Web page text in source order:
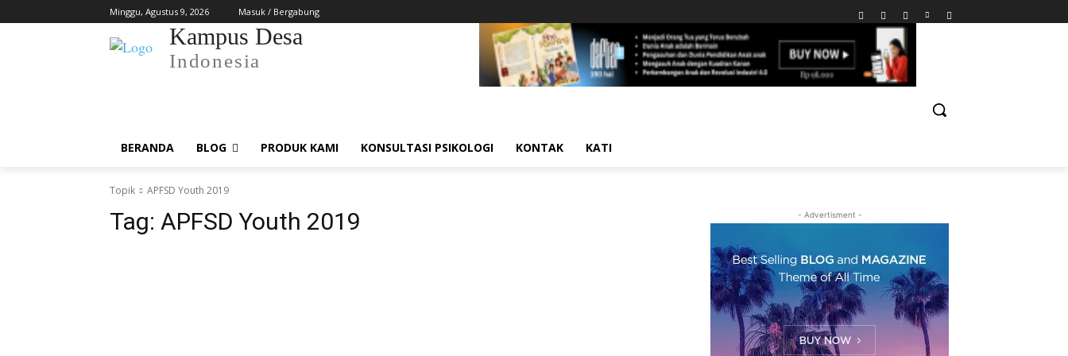
Minggu, Agustus 9, 2026 Masuk / Bergabung
Kampus Desa
Indonesia
BERANDA BLOG PRODUK KAMI KONSULTASI PSIKOLOGI KONTAK KATI
Topik APFSD Youth 2019
Tag: APFSD Youth 2019 - Advertisment -